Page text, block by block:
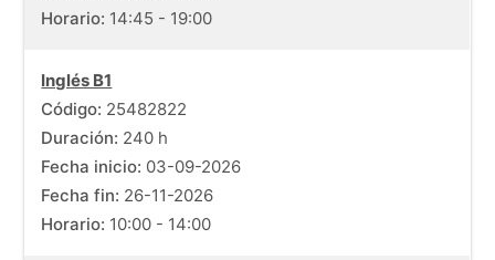
Horario: 14:45 - 19:00
Código: 25482822
Inglés B1
Duración: 240 h
Fecha inicio: 03-09-2026
Fecha fin: 26-11-2026
Horario: 10:00 - 14:00